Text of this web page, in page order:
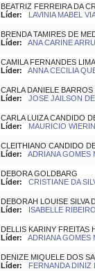
BEATRIZ FERREIRA DA
Líder:
LAVINIA MABEL
BRENDA TAMIRES DE
Líder:
ANA CARINE
CAMILA FERNANDES LIMA
Líder:
ANNA CECILIA
CARLA DANIELE
Líder:
JOSE JAILSON
CARLA LUIZA CANDIDO
Líder:
MAURICIO
CLEITHIANO CANDIDO
Líder:
ADRIANA GOMES
DEBORA GOLDBARG
Líder:
CRISTIANE DA
DEBORAH LOUISE SILVA
Líder:
ISABELLE
DELLIS KARINY FREITAS
Líder:
ADRIANA GOMES
DENIZE MIQUELE DOS
Líder:
FERNANDA DINIZ